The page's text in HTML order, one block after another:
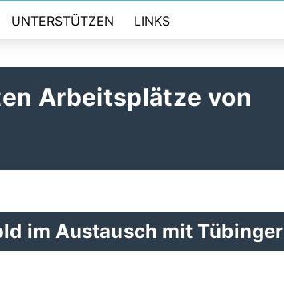
UNTERSTÜTZEN LINKS
Arbeitsplätze von
im Austausch mit Tübinger